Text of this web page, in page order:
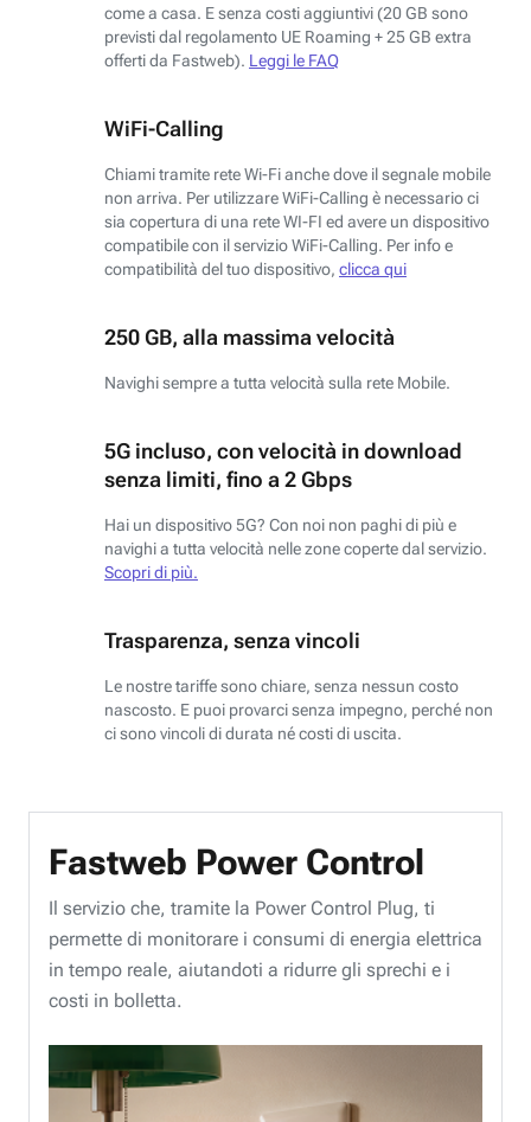
come a casa. E senza costi aggiuntivi (20 GB sono
previsti dal regolamento UE Roaming + 25 GB extra
offerti da Fastweb). Leggi le FAQ
WiFi-Calling
Chiami tramite rete Wi-Fi anche dove il segnale mobile
non arriva. Per utilizzare WiFi-Calling è necessario ci
sia copertura di una rete WI-FI ed avere un dispositivo
compatibile con il servizio WiFi-Calling. Per info e
compatibilità del tuo dispositivo, clicca qui
250 GB, alla massima velocità
Navighi sempre a tutta velocità sulla rete Mobile.
5G incluso, con velocità in download
senza limiti, fino a 2 Gbps
Hai un dispositivo 5G? Con noi non paghi di più e
navighi a tutta velocità nelle zone coperte dal servizio.
Scopri di più.
Trasparenza, senza vincoli
Le nostre tariffe sono chiare, senza nessun costo
nascosto. E puoi provarci senza impegno, perché non
ci sono vincoli di durata né costi di uscita.
Fastweb Power Control
Il servizio che, tramite la Power Control Plug, ti
permette di monitorare i consumi di energia elettrica
in tempo reale, aiutandoti a ridurre gli sprechi e i
costi in bolletta.